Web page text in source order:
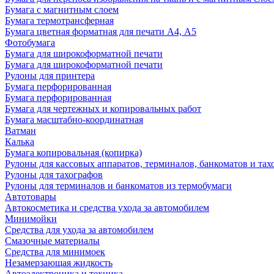
Бумага с магнитным слоем
Бумага термотрансферная
Бумага цветная форматная для печати А4, А5
Фотобумага
Бумага для широкоформатной печати
Бумага для широкоформатной печати
Рулоны для принтера
Бумага перфорированная
Бумага перфорированная
Бумага для чертежных и копировальных работ
Бумага масштабно-координатная
Ватман
Калька
Бумага копировальная (копирка)
Рулоны для кассовых аппаратов, терминалов, банкоматов и
Рулоны для тахографов
Рулоны для терминалов и банкоматов из термобумаги
Автотовары
Автокосметика и средства ухода за автомобилем
Минимойки
Средства для ухода за автомобилем
Смазочные материалы
Средства для минимоек
Незамерзающая жидкость